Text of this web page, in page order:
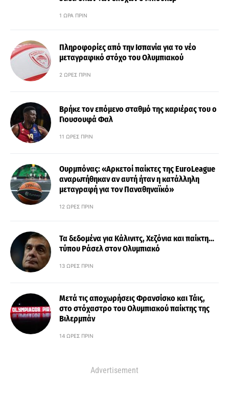
1 ΏΡΑ ΠΡΙΝ
Πληροφορίες από την Ισπανία για το νέο
μεταγραφικό στόχο του Ολυμπιακού
2 ΏΡΕΣ ΠΡΙΝ
Βρήκε τον επόμενο σταθμό της καριέρας του ο
Γιουσουφά Φαλ
11 ΏΡΕΣ ΠΡΙΝ
Ουρμπόνας: «Αρκετοί παίκτες της EuroLeague
αναρωτήθηκαν αν αυτή ήταν η κατάλληλη
μεταγραφή για τον Παναθηναϊκό»
12 ΏΡΕΣ ΠΡΙΝ
Τα δεδομένα για Κάλινιτς, Χεζόνια και παίκτη…
τύπου Ράσελ στον Ολυμπιακό
13 ΏΡΕΣ ΠΡΙΝ
Μετά τις αποχωρήσεις Φρανσίσκο και Τάις,
στο στόχαστρο του Ολυμπιακού παίκτης της
Βιλερμπάν
14 ΏΡΕΣ ΠΡΙΝ
Advertisement